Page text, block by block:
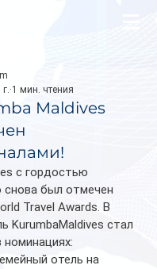
Maldives
1 мин. чтения
с гордостью
был отмечен
Travel Awards. В
KurumbaMaldives стал
отель на